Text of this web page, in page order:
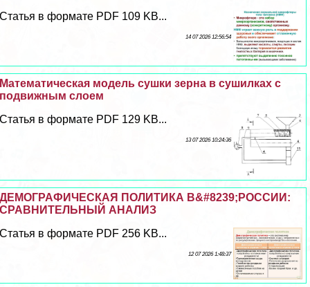
Статья в формате PDF 109 KB...
14 07 2026 12:56:54
Математическая модель сушки зерна в сушилках с
подвижным слоем
Статья в формате PDF 129 KB...
13 07 2026 10:24:36
ДЕМОГРАФИЧЕСКАЯ ПОЛИТИКА В&#8239;РОССИИ:
СРАВНИТЕЛЬНЫЙ АНАЛИЗ
Статья в формате PDF 256 KB...
12 07 2026 1:48:37